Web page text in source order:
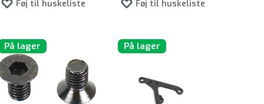
Føj til huskeliste Føj til huskeliste
På lager På lager